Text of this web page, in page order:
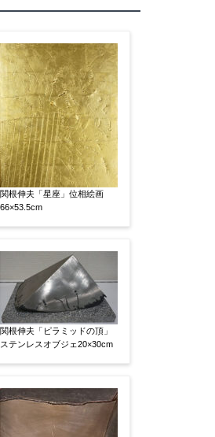
立体
共箱
共シール
関根伸夫「星座」位相絵画
66×53.5cm
関根伸夫「ピラミッドの頂」
ステンレスオブジェ20×30cm